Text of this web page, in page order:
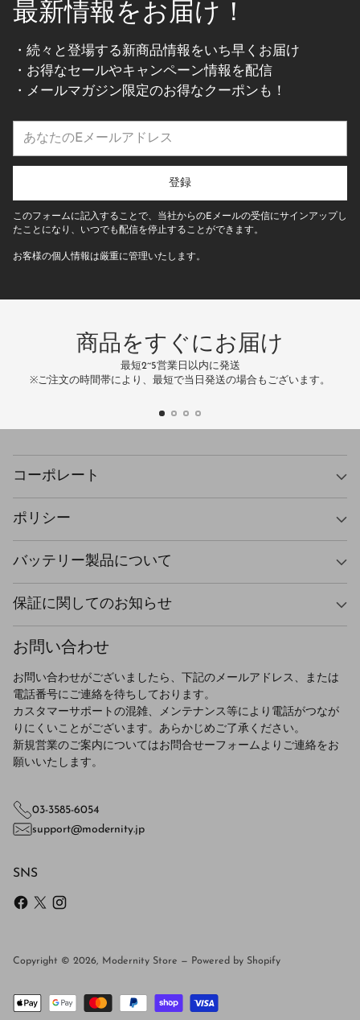
最新情報をお届け！
・続々と登場する新商品情報をいち早くお届け
・お得なセールやキャンペーン情報を配信
・メールマガジン限定のお得なクーポンも！
メ
ー
ア
レ
登録
このフォームに記入することで、当社からのEメールの受信にサインアップし
たことになり、いつでも配信を停止することができます。
お客様の個人情報は厳重に管理いたします。
商品をすぐにお届け
最短2~5営業日以内に発送
※ご注文の時間帯により、最短で当日発送の場合もございます。
コーポレート
ポリシー
バッテリー製品について
保証に関してのお知らせ
お問い合わせ
お問い合わせがございましたら、下記のメールアドレス、または
電話番号にご連絡を待ちしております。
カスタマーサポートの混雑、メンテナンス等により電話がつなが
りにくいことがございます。あらかじめご了承ください。
新規営業のご案内についてはお問合せーフォームよりご連絡をお
願いいたします。
03-3585-6054
support@modernity.jp
SNS
Copyright © 2026, Modernity Store — Powered by Shopify